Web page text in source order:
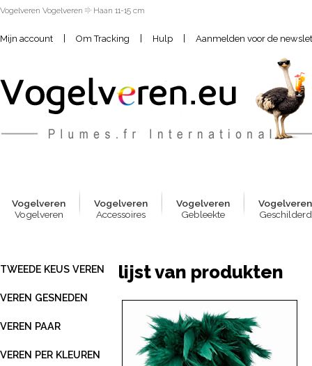
Vogelveren Vogelveren Haan 11-15 cm
Mijn account | Om Tracking | Hulp | Aanmelden voor de
Vogelveren
Vogelveren
Vogelveren
Accessoires
Vogelveren
Gebleekte
Vogelveren
Geschilderd
TWEEDE KEUS VEREN
VEREN GESNEDEN
VEREN PAAR
VEREN PER KLEUREN
lijst van produkten